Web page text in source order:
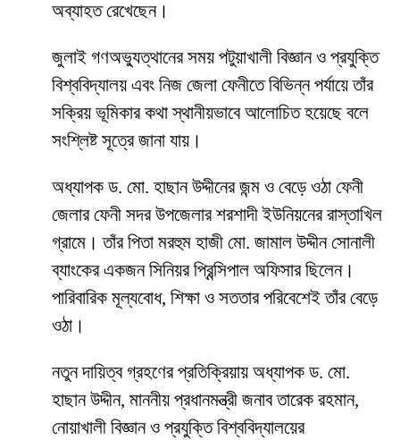
অব্যাহত রেখেছেন।
জুলাই গণঅভ্যুত্থানের সময় পটুয়াখালী বিজ্ঞান ও প্রযুক্তি
বিশ্ববিদ্যালয় এবং নিজ জেলা ফেনীতে বিভিন্ন পর্যায়ে তাঁর
সক্রিয় ভূমিকার কথা স্থানীয়ভাবে আলোচিত হয়েছে বলে
সংশ্লিষ্ট সূত্রে জানা যায়।
অধ্যাপক ড. মো. হাছান উদ্দীনের জন্ম ও বেড়ে ওঠা ফেনী
জেলার ফেনী সদর উপজেলার শরশাদী ইউনিয়নের রাস্তাখিল
গ্রামে। তাঁর পিতা মরহুম হাজী মো. জামাল উদ্দীন সোনালী
ব্যাংকের একজন সিনিয়র প্রিন্সিপাল অফিসার ছিলেন।
পারিবারিক মূল্যবোধ, শিক্ষা ও সততার পরিবেশেই তাঁর বেড়ে
ওঠা।
নতুন দায়িত্ব গ্রহণের প্রতিক্রিয়ায় অধ্যাপক ড. মো.
হাছান উদ্দীন, মাননীয় প্রধানমন্ত্রী জনাব তারেক রহমান,
নোয়াখালী বিজ্ঞান ও প্রযুক্তি বিশ্ববিদ্যালয়ের